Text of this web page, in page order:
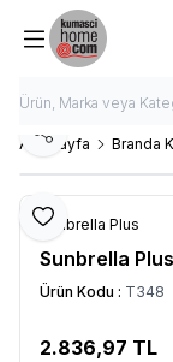
Ana Sayfa Branda
Favoriye Ekle
Paylaş
Sunbrella Plus
Sunbrella
Ürün Kodu : T348
2.836,97 TL